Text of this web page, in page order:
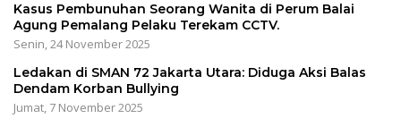
Kasus Pembunuhan Seorang Wanita di Perum Balai
Agung Pemalang Pelaku Terekam CCTV.
Senin, 24 November 2025
Ledakan di SMAN 72 Jakarta Utara: Diduga Aksi Balas
Dendam Korban Bullying
Jumat, 7 November 2025